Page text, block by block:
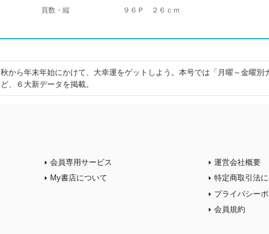
頁数・縦
９６Ｐ ２６ｃｍ
秋から年末年始にかけて、大幸運をゲットしよう。本号では「月曜～金曜別
ど、６大新データを掲載。
会員専用サービス
My書店について
運営会社概要
特定商取引法
プライバシー
会員規約